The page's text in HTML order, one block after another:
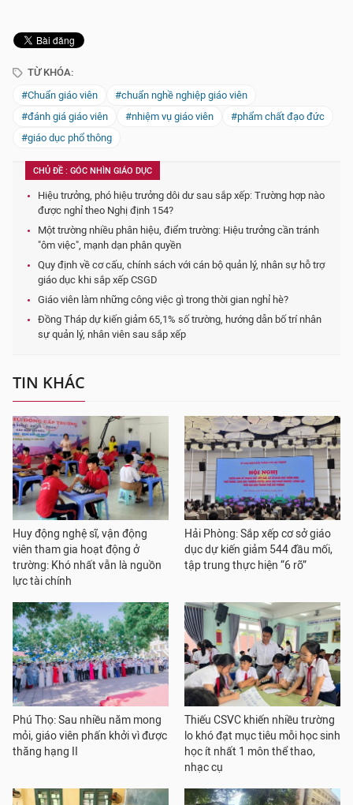
TỪ KHÓA:
#Chuẩn giáo viên
#chuẩn nghề nghiệp giáo viên
#đánh giá giáo viên
#nhiệm vụ giáo viên
#phẩm chất đạo đức
#giáo dục phổ thông
CHỦ ĐỀ : GÓC NHÌN GIÁO DỤC
Hiệu trưởng, phó hiệu trưởng dôi dư sau sắp xếp: Trường hợp nào
được nghỉ theo Nghị định 154?
Một trường nhiều phân hiệu, điểm trường: Hiệu trưởng cần tránh
"ôm việc", mạnh dạn phân quyền
Quy định về cơ cấu, chính sách với cán bộ quản lý, nhân sự hỗ trợ
giáo dục khi sắp xếp CSGD
Giáo viên làm những công việc gì trong thời gian nghỉ hè?
Đồng Tháp dự kiến giảm 65,1% số trường, hướng dẫn bố trí nhân
sự quản lý, nhân viên sau sắp xếp
TIN KHÁC
Huy động nghệ sĩ, vận động
viên tham gia hoạt động ở
trường: Khó nhất vẫn là nguồn
lực tài chính
Hải Phòng: Sắp xếp cơ sở giáo
dục dự kiến giảm 544 đầu mối,
tập trung thực hiện “6 rõ”
Phú Thọ: Sau nhiều năm mong
mỏi, giáo viên phấn khởi vì được
thăng hạng II
Thiếu CSVC khiến nhiều trường
lo khó đạt mục tiêu mỗi học sinh
học ít nhất 1 môn thể thao,
nhạc cụ